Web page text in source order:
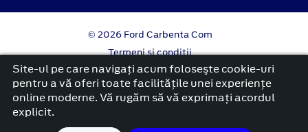
© 2026 Ford Carbenta Com
Termeni si conditii
Confidentialitate
Politica cookies
platformă dezvoltată de Workleto
Site-ul pe care navigați acum foloseşte cookie-uri
pentru a vă oferi toate facilitățile unei experiențe
online moderne. Vă rugăm să vă exprimați acordul
explicit.